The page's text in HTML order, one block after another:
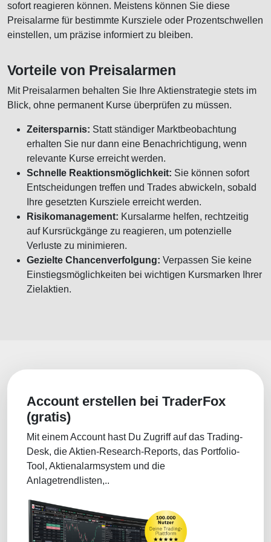
sofort reagieren können. Meistens können Sie diese
Preisalarme für bestimmte Kursziele oder Prozentschwellen
einstellen, um präzise informiert zu bleiben.
Vorteile von Preisalarmen
Mit Preisalarmen behalten Sie Ihre Aktienstrategie stets im
Blick, ohne permanent Kurse überprüfen zu müssen.
Zeitersparnis: Statt ständiger Marktbeobachtung
erhalten Sie nur dann eine Benachrichtigung, wenn
relevante Kurse erreicht werden.
Schnelle Reaktionsmöglichkeit: Sie können sofort
Entscheidungen treffen und Trades abwickeln, sobald
Ihre gesetzten Kursziele erreicht werden.
Risikomanagement: Kursalarme helfen, rechtzeitig
auf Kursrückgänge zu reagieren, um potenzielle
Verluste zu minimieren.
Gezielte Chancenverfolgung: Verpassen Sie keine
Einstiegsmöglichkeiten bei wichtigen Kursmarken Ihrer
Zielaktien.
Account erstellen bei TraderFox
(gratis)
Mit einem Account hast Du Zugriff auf das Trading-
Desk, die Aktien-Research-Reports, das Portfolio-
Tool, Aktienalarmsystem und die
Anlagetrendlisten,..